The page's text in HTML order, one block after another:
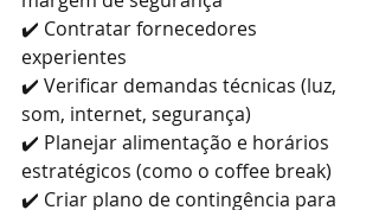
✔️ Contratar fornecedores
experientes
✔️ Verificar demandas técnicas (luz,
som, internet, segurança)
✔️ Planejar alimentação e horários
estratégicos (como o coffee break)
✔️ Criar plano de contingência para